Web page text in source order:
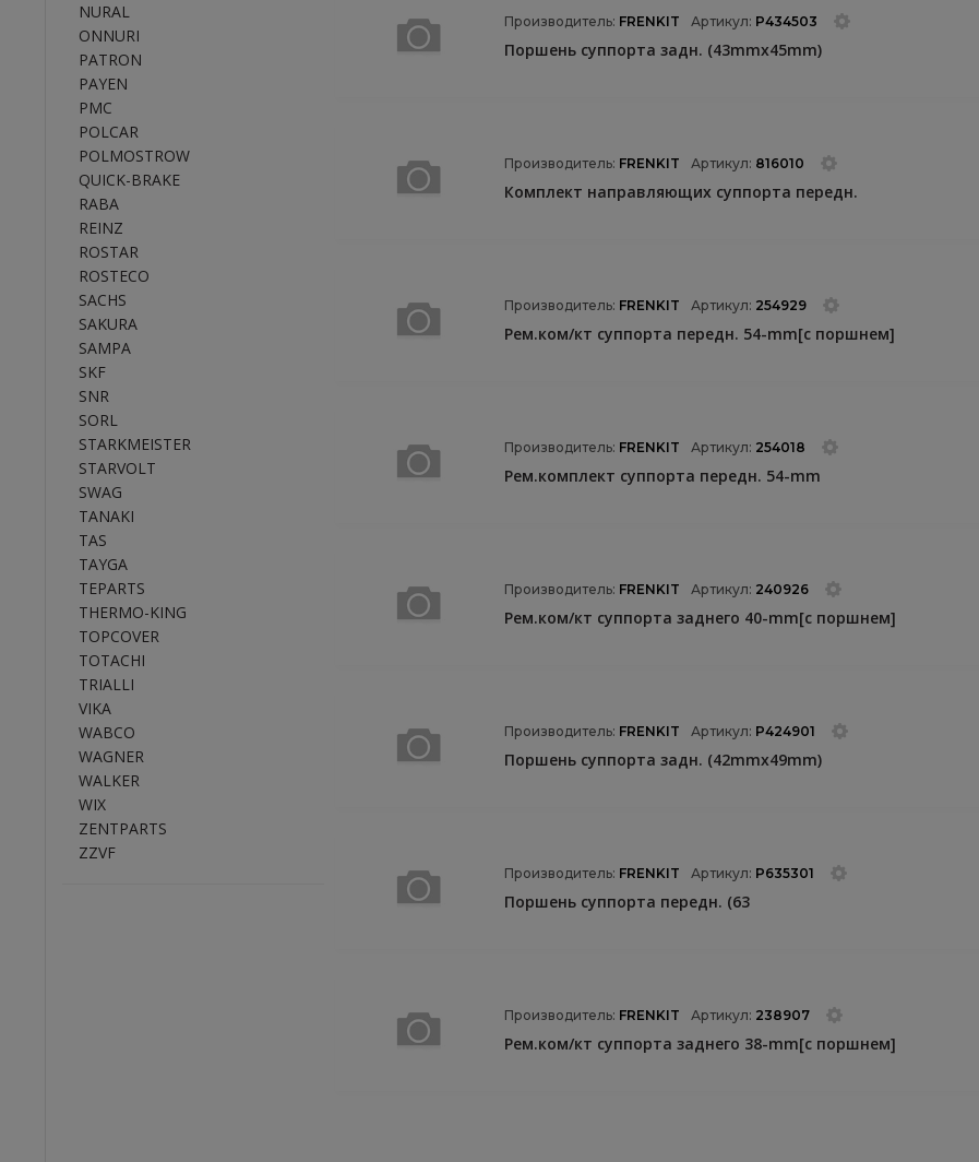
NURAL
ONNURI
PATRON
PAYEN
PMC
POLCAR
POLMOSTROW
QUICK-BRAKE
RABA
REINZ
ROSTAR
ROSTECO
SACHS
SAKURA
SAMPA
SKF
SNR
SORL
STARKMEISTER
STARVOLT
SWAG
TANAKI
TAS
TAYGA
TEPARTS
THERMO-KING
TOPCOVER
TOTACHI
TRIALLI
VIKA
WABCO
WAGNER
WALKER
WIX
ZENTPARTS
ZZVF
Производитель: FRENKIT Артикул: P434503
Поршень суппорта задн. (43mmx45mm)
Производитель: FRENKIT Артикул: 816010
Комплект направляющих суппорта передн.
Производитель: FRENKIT Артикул: 254929
Рем.ком/кт суппорта передн. 54-mm[с поршнем]
Производитель: FRENKIT Артикул: 254018
Рем.комплект суппорта передн. 54-mm
Производитель: FRENKIT Артикул: 240926
Рем.ком/кт суппорта заднего 40-mm[с поршнем]
Производитель: FRENKIT Артикул: P424901
Поршень суппорта задн. (42mmx49mm)
Производитель: FRENKIT Артикул: P635301
Поршень суппорта передн. (63
Производитель: FRENKIT Артикул: 238907
Рем.ком/кт суппорта заднего 38-mm[с поршнем]